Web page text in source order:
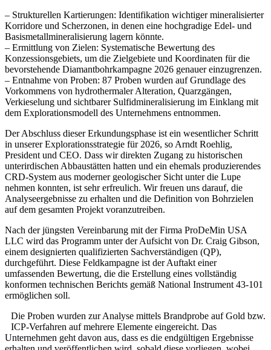
– Strukturellen Kartierungen: Identifikation wichtiger mineralisierter
Korridore und Scherzonen, in denen eine hochgradige Edel- und
Basismetallmineralisierung lagern könnte.
– Ermittlung von Zielen: Systematische Bewertung des
Konzessionsgebiets, um die Zielgebiete und Koordinaten für die
bevorstehende Diamantbohrkampagne 2026 genauer einzugrenzen.
– Entnahme von Proben: 87 Proben wurden auf Grundlage des
Vorkommens von hydrothermaler Alteration, Quarzgängen,
Verkieselung und sichtbarer Sulfidmineralisierung im Einklang mit
dem Explorationsmodell des Unternehmens entnommen.
Der Abschluss dieser Erkundungsphase ist ein wesentlicher Schritt
in unserer Explorationsstrategie für 2026, so Arndt Roehlig,
President und CEO. Dass wir direkten Zugang zu historischen
unterirdischen Abbaustätten hatten und ein ehemals produzierendes
CRD-System aus moderner geologischer Sicht unter die Lupe
nehmen konnten, ist sehr erfreulich. Wir freuen uns darauf, die
Analyseergebnisse zu erhalten und die Definition von Bohrzielen
auf dem gesamten Projekt voranzutreiben.
Nach der jüngsten Vereinbarung mit der Firma ProDeMin USA
LLC wird das Programm unter der Aufsicht von Dr. Craig Gibson,
einem designierten qualifizierten Sachverständigen (QP),
durchgeführt. Diese Feldkampagne ist der Auftakt einer
umfassenden Bewertung, die die Erstellung eines vollständig
konformen technischen Berichts gemäß National Instrument 43-101
ermöglichen soll.
Die Proben wurden zur Analyse mittels Brandprobe auf Gold bzw.
ICP-Verfahren auf mehrere Elemente eingereicht. Das
Unternehmen geht davon aus, dass es die endgültigen Ergebnisse